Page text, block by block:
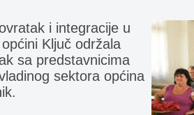
i integracije u
Ključ održala
sa predstavnicima
sektora općina